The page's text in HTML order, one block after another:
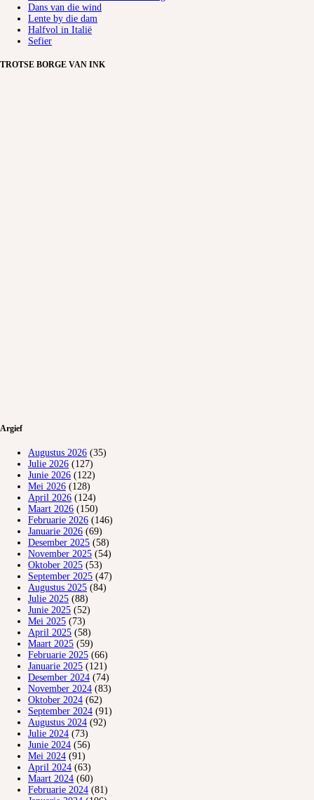
Dans van die wind
Lente by die dam
Halfvol in Italië
Sefier
TROTSE BORGE VAN INK
Argief
Augustus 2026 (35)
Julie 2026 (127)
Junie 2026 (122)
Mei 2026 (128)
April 2026 (124)
Maart 2026 (150)
Februarie 2026 (146)
Januarie 2026 (69)
Desember 2025 (58)
November 2025 (54)
Oktober 2025 (53)
September 2025 (47)
Augustus 2025 (84)
Julie 2025 (88)
Junie 2025 (52)
Mei 2025 (73)
April 2025 (58)
Maart 2025 (59)
Februarie 2025 (66)
Januarie 2025 (121)
Desember 2024 (74)
November 2024 (83)
Oktober 2024 (62)
September 2024 (91)
Augustus 2024 (92)
Julie 2024 (73)
Junie 2024 (56)
Mei 2024 (91)
April 2024 (63)
Maart 2024 (60)
Februarie 2024 (81)